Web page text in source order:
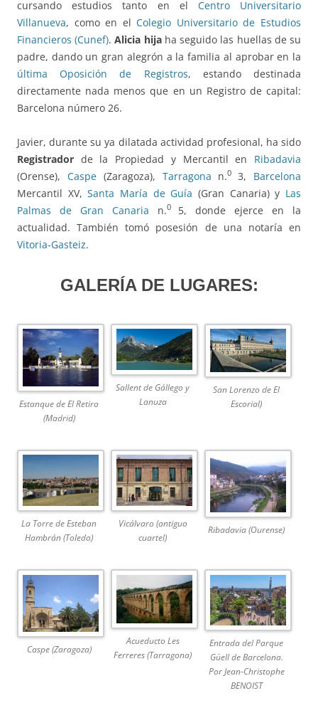
cursando estudios tanto en el Centro Universitario
Villanueva, como en elColegio Universitario de Estudios
Financieros (Cunef).Alicia hijaha seguido las huellas de su
padre, dando un gran alegrón a la familia al aprobar en la
última Oposición de Registros, estando destinada
directamente nada menos que en un Registro de capital:
Barcelona número 26.
Javier, durante su ya dilatada actividad profesional, ha sido
Registrador de la Propiedad y Mercantil en Ribadavia
(Orense), Caspe(Zaragoza), Tarragona n.0 3, Barcelona
Mercantil XV,Santa María de Guía (Gran Canaria) y Las
Palmas de Gran Canaria n.0 5, donde ejerce en la
actualidad. También tomó posesión de una notaría en
Vitoria-Gasteiz.
GALERÍA DE LUGARES:
Estanque de El Retiro
(Madrid)
Sallent de Gállego y
Lanuza
San Lorenzo de El
Escorial)
La Torre de Esteban
Hambrán (Toledo)
Vicálvaro (antiguo
cuartel)
Ribadavia (Ourense)
Caspe (Zaragoza)
Acueducto Les
Ferreres (Tarragona)
Entrada del Parque
Güell de Barcelona.
Por Jean-Christophe
BENOIST